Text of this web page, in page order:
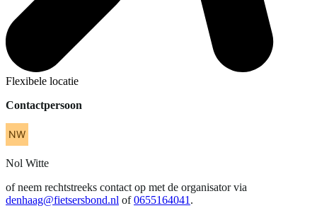
Flexibele locatie
Contactpersoon
Nol Witte
of neem rechtstreeks contact op met de organisator via
denhaag@fietsersbond.nl of 0655164041 .